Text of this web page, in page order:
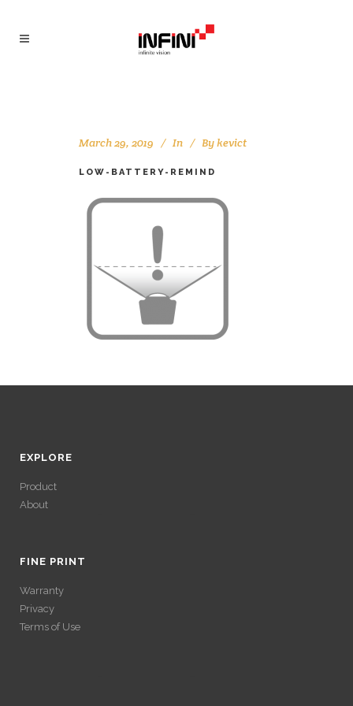
March 29, 2019 In Bykevict
LOW-BATTERY-REMIND
EXPLORE
Product
About
GAINS SANS
VÉRIFICATION
FINE PRINT
Warranty
Privacy
Terms of Use